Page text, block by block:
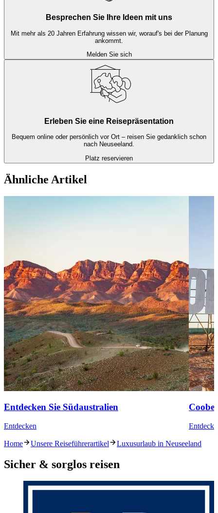
Besprechen Sie Ihre Ideen mit uns
Mit mehr als 20 Jahren Erfahrung wissen wir, worauf's bei der Planung
ankommt.
Melden Sie sich
Erleben Sie eine Reisepräsentation
Bequem online oder persönlich vor Ort – reisen Sie gedanklich schon
nach Neuseeland.
Platz reservieren
Ähnliche Artikel
Entdecken Sie Südaustralien
Entdecken
Home Unsere Reiseführerartikel Luxusurlaub in Neuseeland
Sicher & sorglos reisen